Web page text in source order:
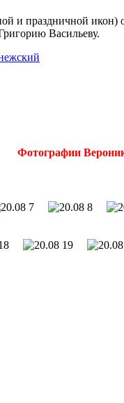
и праздничной
Васильеву.
Фотографии